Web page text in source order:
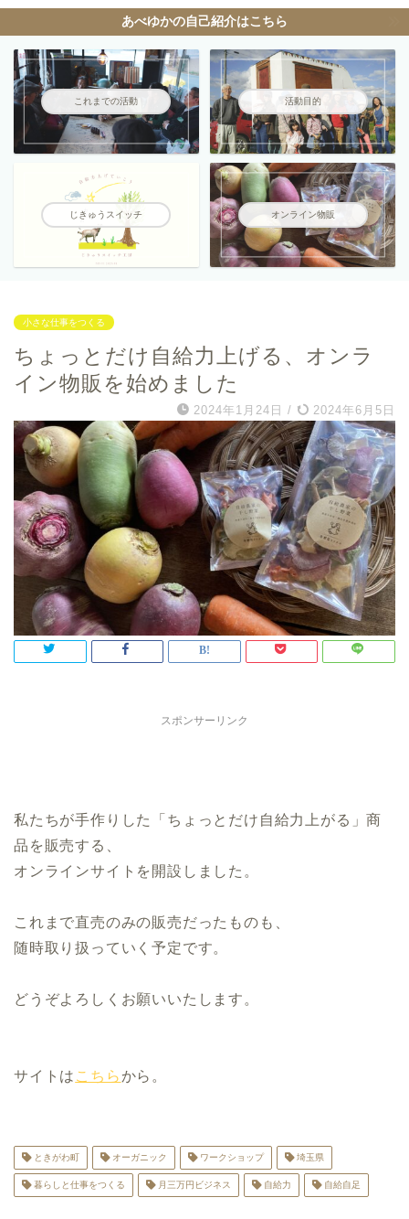
あべゆかの自己紹介はこちら
これまでの活動 活動目的
じきゅうスイッチ オンライン物販
小さな仕事をつくる
ちょっとだけ自給力上げる、オンラ
イン物販を始めました
2024年1月24日 / 2024年6月5日
スポンサーリンク
私たちが手作りした「ちょっとだけ自給力上がる」商
品を販売する、
オンラインサイトを開設しました。
これまで直売のみの販売だったものも、
随時取り扱っていく予定です。
どうぞよろしくお願いいたします。
サイトは こちらから。
ときがわ町 オーガニック ワークショップ 埼玉県
暮らしと仕事をつくる 月三万円ビジネス 自給力 自給自足